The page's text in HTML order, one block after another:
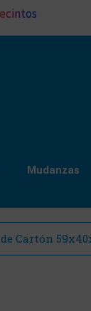
Mudanzas
de Cartón